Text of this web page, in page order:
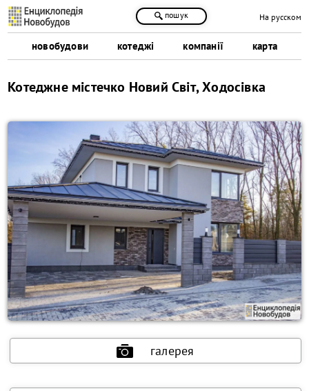
новобудови котеджі компанії карта
пошук На русском
Котеджне містечко Новий Світ, Ходосівка
галерея